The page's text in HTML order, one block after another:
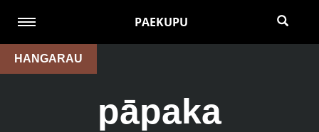
PAEKUPU
HANGARAU
pāpaka